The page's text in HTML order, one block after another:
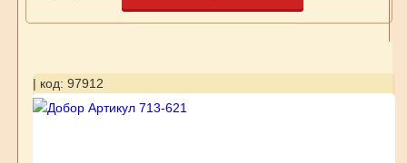
| код: 97912